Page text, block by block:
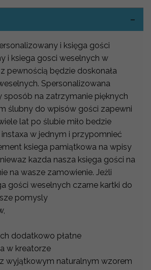
i księga gości
i ksiega gosci weselnych w
pewnością będzie doskonała
Spersonalizowana
sposób na zatrzymanie pięknych
ślubny do wpisów gości zapewni
lat po ślubie miło bedzie
w jednym i przypomnieć
ksiega pamiątkowa na wpisy
kazda nasza księga gości na
na wasze zamowienie. Jeżli
gości weselnych czarne kartki do
pomysly
dodatkowo płatne
w kreatorze
wyjątkowym naturalnym wzorem